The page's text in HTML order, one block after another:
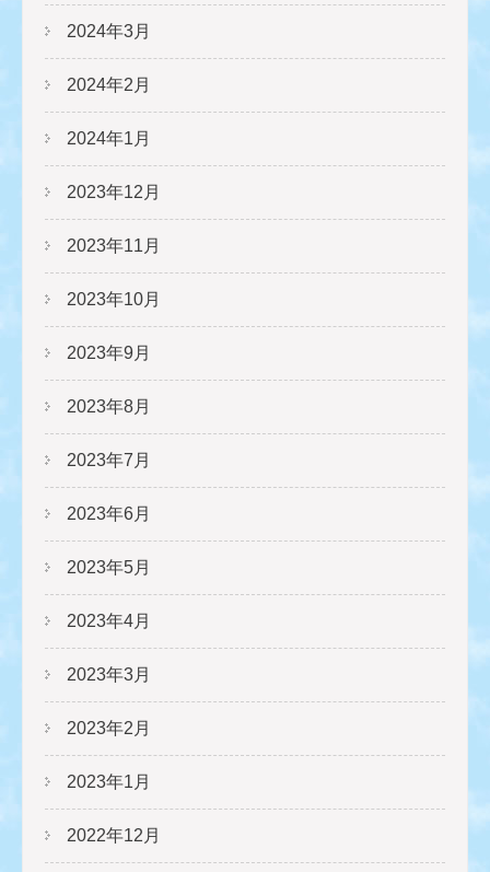
2024年3月
2024年2月
2024年1月
2023年12月
2023年11月
2023年10月
2023年9月
2023年8月
2023年7月
2023年6月
2023年5月
2023年4月
2023年3月
2023年2月
2023年1月
2022年12月